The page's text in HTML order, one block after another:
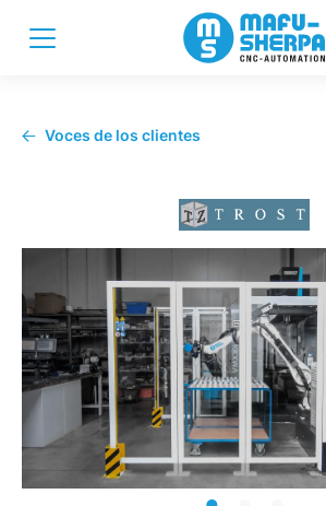
Voces de los clientes